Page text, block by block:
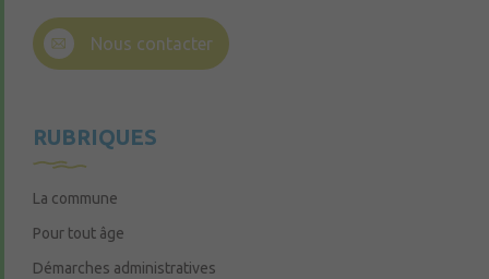
Nous contacter
RUBRIQUES
La commune
Pour tout âge
Démarches administratives